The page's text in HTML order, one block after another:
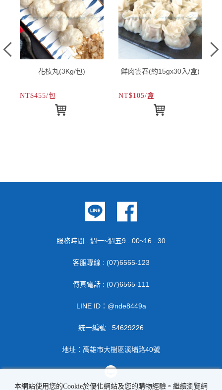
花枝丸(3Kg/包)
NT$455/包
鮮肉雲吞(約15gx30入/盒)
NT$105/盒
服務時間 : 週一~週五9 : 00~16 : 30
客服專線 : (07)6565-123
傳真電話 : (07)6565-111
LINE ID：@nde8449a
統一編號 : 54629226
地址：高雄市大樹區溪埔路40號
本網站使用您的Cookie於優化網站及您的購物經驗。繼續瀏覽網